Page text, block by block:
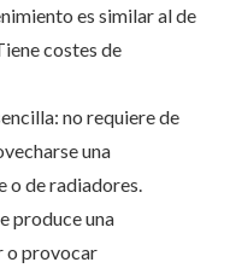
es similar al de
costes de
no requiere de
una
o de radiadores.
produce una
o provocar